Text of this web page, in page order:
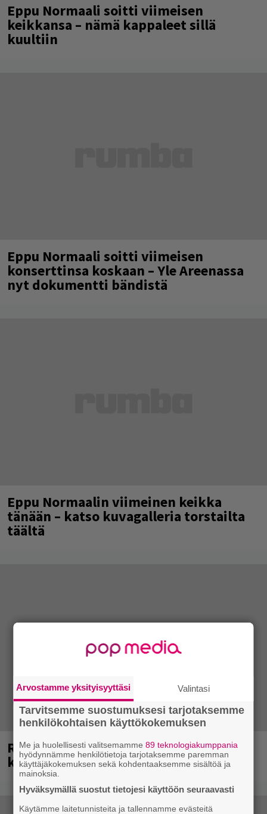
Eppu Normaali soitti viimeisen
keikkansa – nämä kappaleet sillä
kuultiin
Eppu Normaali soitti viimeisen
konserttinsa koskaan – Yle Areenassa
nyt dokumentti bändistä
Eppu Normaalin viimeinen keikka
tänään – katso kuvagalleria torstailta
täältä
Rushin Neil Peartista ilmestyy ensi
kuussa dokumentti
Arvostamme yksityisyyttäsi Valintasi
Tarvitsemme suostumuksesi tarjotaksemme
henkilökohtaisen käyttökokemuksen
Me ja huolellisesti valitsemamme89 teknologiakumppania
hyödynnämme henkilötietoja tarjotaksemme paremman
käyttäjäkokemuksen sekä kohdentaaksemme sisältöä ja
mainoksia.
Hyväksymällä suostut tietojesi käyttöön seuraavasti
Käytämme laitetunnisteita ja tallennamme evästeitä